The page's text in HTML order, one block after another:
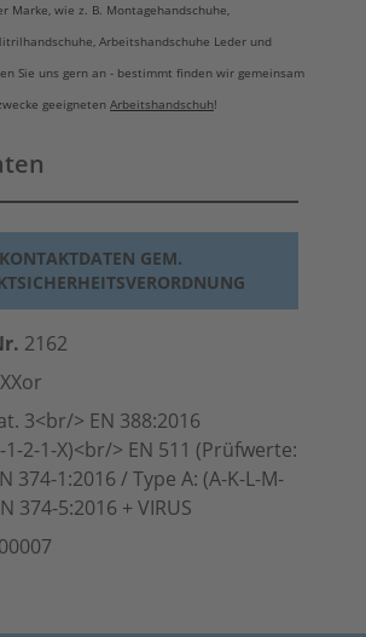
Marke, wie z. B. Montagehandschuhe,
Arbeitshandschuhe Leder und
Sie uns gern an - bestimmt finden wir gemeinsam
geeigneten Arbeitshandschuh!
KONTAKTDATEN GEM.
2162
3<br/> EN 388:2016
2-1-X)<br/> EN 511 (Prüfwerte:
374-1:2016 / Type A: (A-K-L-M-
374-5:2016 + VIRUS